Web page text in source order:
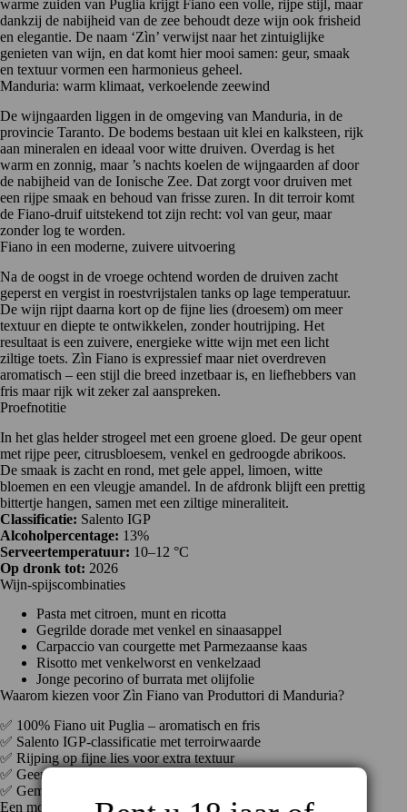
warme zuiden van Puglia krijgt Fiano een volle, rijpe stijl, maar
dankzij de nabijheid van de zee behoudt deze wijn ook frisheid
en elegantie. De naam ‘Zìn’ verwijst naar het zintuiglijke
genieten van wijn, en dat komt hier mooi samen: geur, smaak
en textuur vormen een harmonieus geheel.
Manduria: warm klimaat, verkoelende zeewind
De wijngaarden liggen in de omgeving van Manduria, in de
provincie Taranto. De bodems bestaan uit klei en kalksteen, rijk
aan mineralen en ideaal voor witte druiven. Overdag is het
warm en zonnig, maar ’s nachts koelen de wijngaarden af door
de nabijheid van de Ionische Zee. Dat zorgt voor druiven met
een rijpe smaak en behoud van frisse zuren. In dit terroir komt
de Fiano-druif uitstekend tot zijn recht: vol van geur, maar
zonder log te worden.
Fiano in een moderne, zuivere uitvoering
Na de oogst in de vroege ochtend worden de druiven zacht
geperst en vergist in roestvrijstalen tanks op lage temperatuur.
De wijn rijpt daarna kort op de fijne lies (droesem) om meer
textuur en diepte te ontwikkelen, zonder houtrijping. Het
resultaat is een zuivere, energieke witte wijn met een licht
ziltige toets. Zìn Fiano is expressief maar niet overdreven
aromatisch – een stijl die breed inzetbaar is, en liefhebbers van
fris maar rijk wit zeker zal aanspreken.
Proefnotitie
In het glas helder strogeel met een groene gloed. De geur opent
met rijpe peer, citrusbloesem, venkel en gedroogde abrikoos.
De smaak is zacht en rond, met gele appel, limoen, witte
bloemen en een vleugje amandel. In de afdronk blijft een prettig
bittertje hangen, samen met een ziltige mineraliteit.
Classificatie: Salento IGP
Alcoholpercentage: 13%
Serveertemperatuur: 10–12 °C
Op dronk tot: 2026
Wijn-spijscombinaties
Pasta met citroen, munt en ricotta
Gegrilde dorade met venkel en sinaasappel
Carpaccio van courgette met Parmezaanse kaas
Risotto met venkelworst en venkelzaad
Jonge pecorino of burrata met olijfolie
Waarom kiezen voor Zìn Fiano van Produttori di Manduria?
✅ 100% Fiano uit Puglia – aromatisch en fris
✅ Salento IGP-classificatie met terroirwaarde
✅ Rijping op fijne lies voor extra textuur
✅ Geen hout, dus puur druif en herkomst
✅ Gemaakt door een van de beste coöperaties van Zuid-Italië
Een moderne witte wijn uit het zuiden van Italië, die spanning